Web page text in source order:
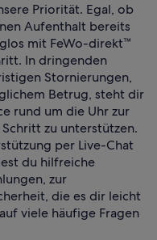
Priorität. Egal, ob
Aufenthalt bereits
mit FeWo-direkt™
In dringenden
Stornierungen,
Betrug, steht dir
rund um die Uhr zur
zu unterstützen.
per Live-Chat
du hilfreiche
zur
die es dir leicht
viele häufige Fragen